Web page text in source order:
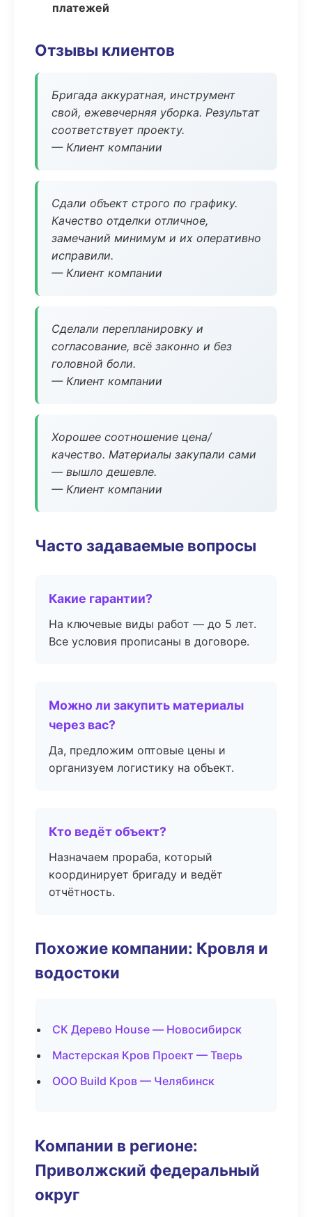
платежей
Отзывы клиентов
Бригада аккуратная, инструмент
свой, ежевечерняя уборка. Результат
соответствует проекту.
— Клиент компании
Сдали объект строго по графику.
Качество отделки отличное,
замечаний минимум и их оперативно
исправили.
— Клиент компании
Сделали перепланировку и
согласование, всё законно и без
головной боли.
— Клиент компании
Хорошее соотношение цена/
качество. Материалы закупали сами
— вышло дешевле.
— Клиент компании
Часто задаваемые вопросы
Какие гарантии?
На ключевые виды работ — до 5 лет.
Все условия прописаны в договоре.
Можно ли закупить материалы
через вас?
Да, предложим оптовые цены и
организуем логистику на объект.
Кто ведёт объект?
Назначаем прораба, который
координирует бригаду и ведёт
отчётность.
Похожие компании: Кровля и
водостоки
СК Дерево House — Новосибирск
Мастерская Кров Проект — Тверь
ООО Build Кров — Челябинск
Компании в регионе:
Приволжский федеральный
округ